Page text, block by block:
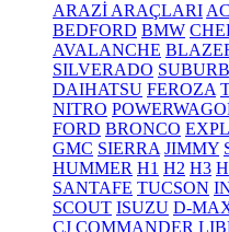
ARAZİ ARAÇLARI
BEDFORD BMW
AVALANCHE
SILVERADO
DAIHATSU FEROZA
NITRO
FORD BRONCO
GMC SIERRA JIMMY
HUMMER H1 H2 H3
SANTAFE TUCSON
SCOUT ISUZU D-
CJ COMMANDER